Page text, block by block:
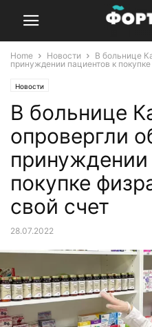
Home Новости
В больнице
принуждении пациентов к
Новости
В больнице
опровергли
принуждении
покупке
свой счет
28.07.2022